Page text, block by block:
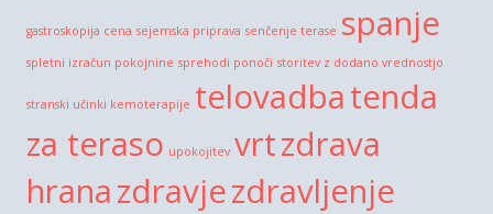
gastroskopija cena sejemska priprava senčenje terase spanje
spletni izračun pokojnine sprehodi ponoči storitev z dodano vrednostjo
stranski učinki kemoterapije telovadbatenda
za teraso upokojitev vrtzdrava
hranazdravjezdravljenje